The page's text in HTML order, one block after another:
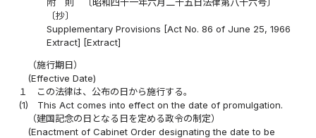
〔抄〕
Supplementary Provisions [Act No. 86 of June 25, 1966
Extract] [Extract]
（施行期日）
(Effective Date)
１
この法律は、公布の日から施行する。
(1)
This Act comes into effect on the date of promulgation.
（建国記念の日となる日を定める政令の制定）
(Enactment of Cabinet Order designating the date to be